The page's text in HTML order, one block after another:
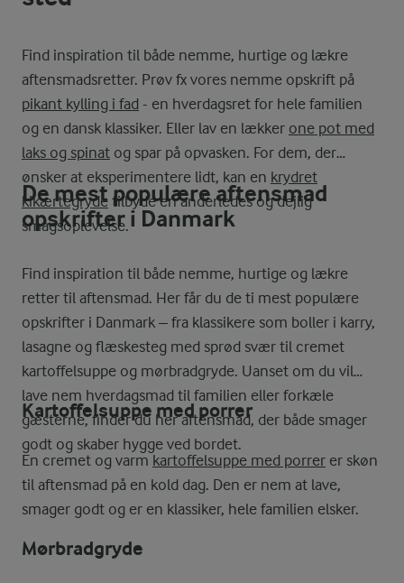
Find inspiration til både nemme, hurtige og lækre
aftensmadsretter. Prøv fx vores nemme opskrift på
pikant kylling i fad - en hverdagsret for hele familien
og en dansk klassiker. Eller lav en lækker one pot med
laks og spinat og spar på opvasken. For dem, der
ønsker at eksperimentere lidt, kan en krydret
kikærtegryde tilbyde en anderledes og dejlig
smagsoplevelse.
De mest populære aftensmad
opskrifter i Danmark
Find inspiration til både nemme, hurtige og lækre
retter til aftensmad. Her får du de ti mest populære
opskrifter i Danmark – fra klassikere som boller i karry,
lasagne og flæskesteg med sprød svær til cremet
kartoffelsuppe og mørbradgryde. Uanset om du vil
lave nem hverdagsmad til familien eller forkæle
gæsterne, finder du her aftensmad, der både smager
godt og skaber hygge ved bordet.
Kartoffelsuppe med porrer
En cremet og varm kartoffelsuppe med porrer er skøn
til aftensmad på en kold dag. Den er nem at lave,
smager godt og er en klassiker, hele familien elsker.
Mørbradgryde